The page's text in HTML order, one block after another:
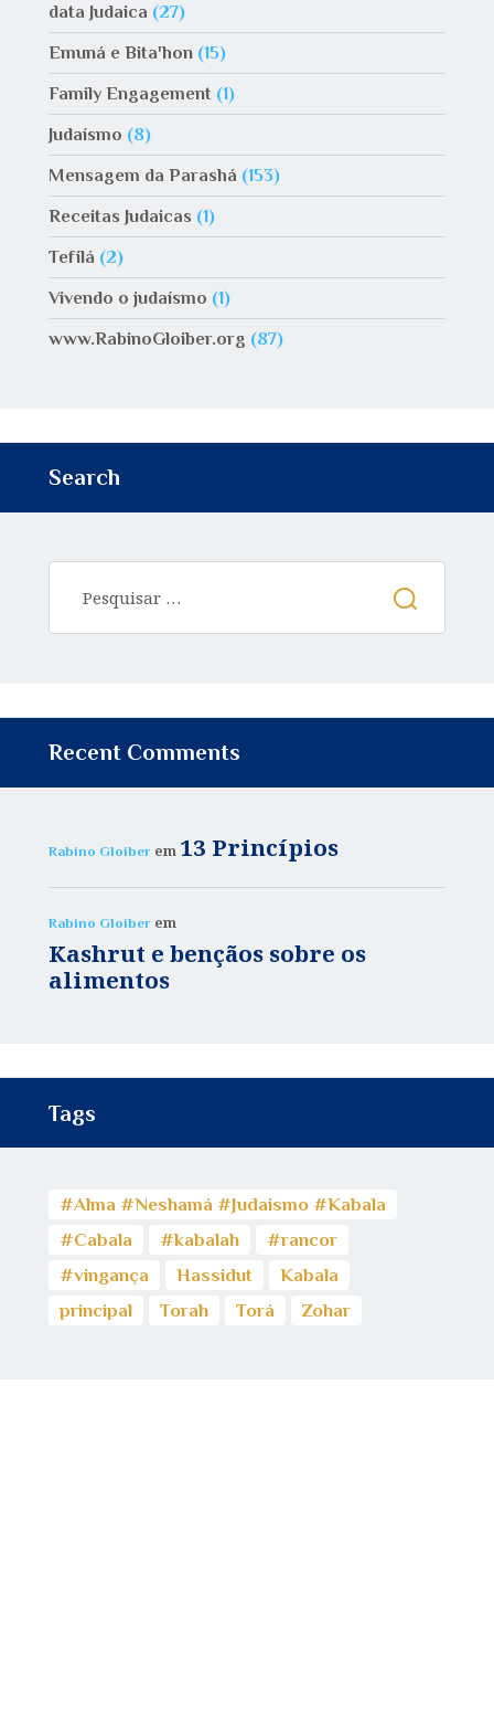
data Judaica (27)
Emuná e Bita'hon (15)
Family Engagement (1)
Judaísmo (8)
Mensagem da Parashá (153)
Receitas Judaicas (1)
Tefilá (2)
Vivendo o judaísmo (1)
www.RabinoGloiber.org (87)
Search
Recent Comments
Rabino Gloiber em 13 Princípios
Rabino Gloiber em
Kashrut e bençãos sobre os
alimentos
Tags
#Alma #Neshamá #Judaismo #Kabala
#Cabala
#kabalah
#rancor
#vingança
Hassidut
Kabala
principal
Torah Torá Zohar